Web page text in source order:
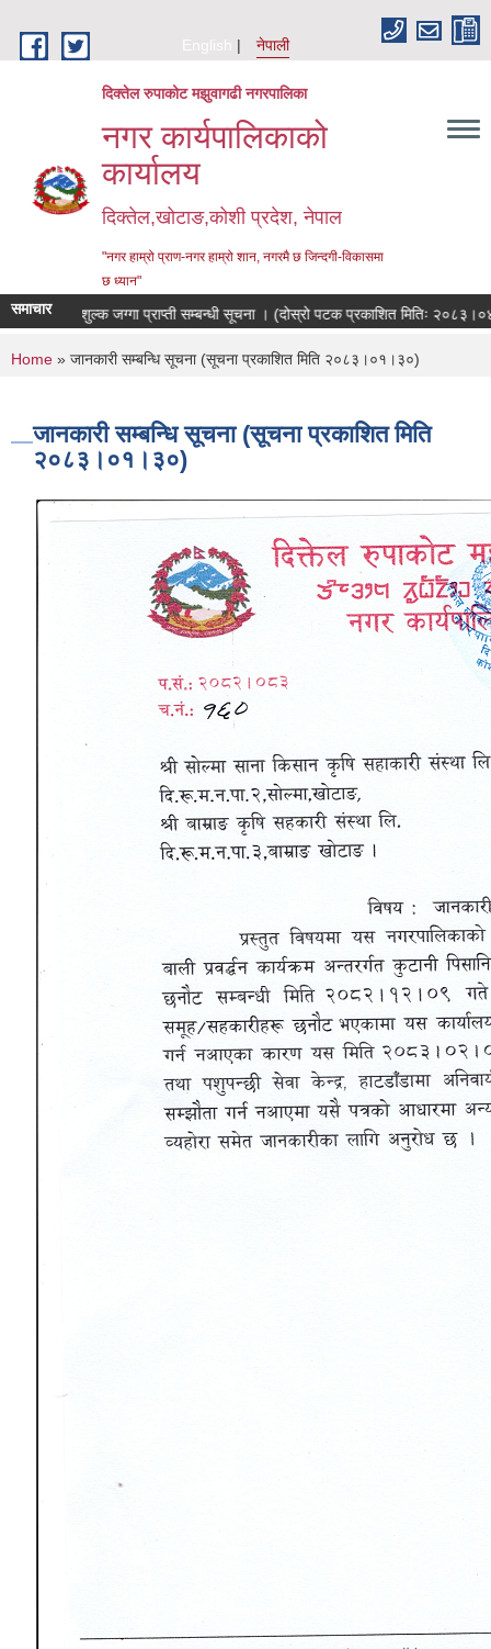
English
नेपाली
दिक्तेल रुपाकोट मझुवागढी नगरपालिका
नगर कार्यपालिकाको
कार्यालय
दिक्तेल,खोटाङ,कोशी प्रदेश, नेपाल
"नगर हाम्रो प्राण-नगर हाम्रो शान, नगरमै छ जिन्दगी-विकासमा
छ ध्यान"
समाचार
निःशुल्क जग्गा प्राप्ती सम्बन्धी सूचना । (दोस्रो पटक प्रकाशित मितिः २०८३।०४।१८)
You are here
Home » जानकारी सम्बन्धि सूचना (सूचना प्रकाशित मिति २०८३।०१।३०)
जानकारी सम्बन्धि सूचना (सूचना प्रकाशित मिति
२०८३।०१।३०)